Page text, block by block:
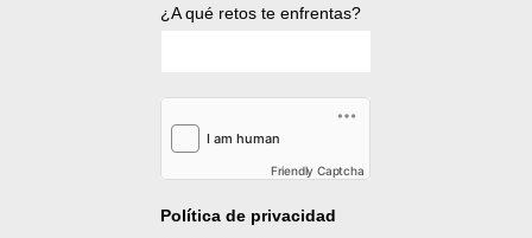
¿A qué retos te enfrentas?
Friendly Captcha
Política de privacidad